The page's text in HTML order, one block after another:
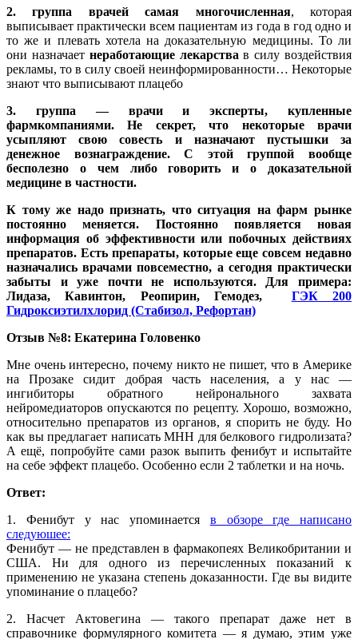
2. группа врачей самая многочисленная, которая
выписывает практически всем пациентам из года в год одно и
то же и плевать хотела на доказательную медицины. То ли
они назначает неработающие лекарствав силу воздействия
рекламы, то в силу своей неинформированности… Некоторые
знают что выписывают плацебо
3. группа — врачи и эксперты, купленные
фармкомпаниями.Не секрет, что некоторые врачи
усыпляют свою совесть и назначают пустышки за
денежное вознаграждение.С этой группой вообще
бесполезно о чем либо говорить и о доказательной
медицине в частности.
К тому же надо признать, что ситуация на фарм рынке
постоянно меняется. Постоянно появляется новая
информация об эффективности или побочных действиях
препаратов. Есть препараты, которые еще совсем недавно
назначались врачами повсеместно, а сегодня практически
забыты и уже почти не используются. Для примера:
Лидаза, Кавинтон, Реопирин, Гемодез, ГЭК 200
Гидроксиэтилхлорид (Стабизол, Рефортан)
Отзыв №8: Екатерина Головенко
Мне очень интересно, почему никто не пишет, что в Америке
на Прозаке сидит добрая часть населения, а у нас —
ингибиторы обратного нейронального захвата
нейромедиаторов опускаются по рецепту. Хорошо, возможно,
относительно препаратов из органов, я спорить не буду. Но
как вы предлагает написать МНН для белкового гидролизата?
А ещё, попробуйте сами разок выпить фенибут и испытайте
на себе эффект плацебо. Особенно если 2 таблетки и на ночь.
Ответ:
1. Фенибут у нас упоминается в обзоре где написано
следуюшее:
Фенибут — не представлен в фармакопеях Великобритании и
США. Ни для одного из перечисленных показаний к
применению не указана степень доказанности. Где вы видите
упоминание о плацебо?
2. Насчет Актовегина — такого препарат даже нет в
справочнике формулярного комитета — я думаю, этим уже